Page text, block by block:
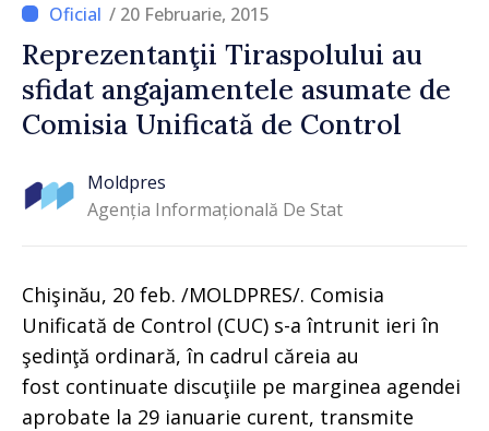
/ 20 Februarie, 2015
Reprezentanţii Tiraspolului au
sfidat angajamentele asumate de
Comisia Unificată de Control
Moldpres
Agenția Informațională De Stat
Chişinău, 20 feb. /MOLDPRES/. Comisia
Unificată de Control (CUC) s-a întrunit ieri în
şedinţă ordinară, în cadrul căreia au
fost continuate discuţiile pe marginea agendei
aprobate la 29 ianuarie curent, transmite